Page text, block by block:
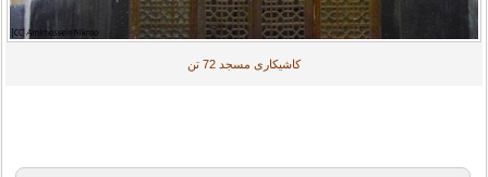
کاشیکاری مسجد 72 تن